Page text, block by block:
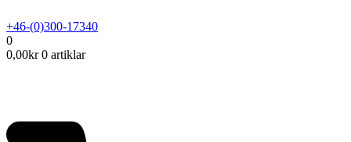
+46-(0)300-17340
0
0,00kr 0 artiklar